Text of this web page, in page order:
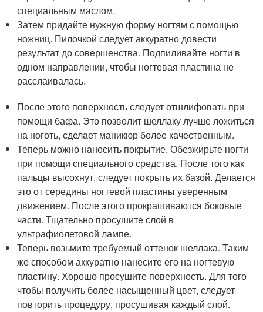
специальным маслом.
Затем придайте нужную форму ногтям с помощью
ножниц. Пилочкой следует аккуратно довести
результат до совершенства. Подпиливайте ногти в
одном направлении, чтобы ногтевая пластина не
расслаивалась.
После этого поверхность следует отшлифовать при
помощи бафа. Это позволит шеллаку лучше ложиться
на ноготь, сделает маникюр более качественным.
Теперь можно наносить покрытие. Обезжирьте ногти
при помощи специального средства. После того как
пальцы высохнут, следует покрыть их базой. Делается
это от середины ногтевой пластины уверенным
движением. После этого прокрашиваются боковые
части. Тщательно просушите слой в
ультрафиолетовой лампе.
Теперь возьмите требуемый оттенок шеллака. Таким
же способом аккуратно нанесите его на ногтевую
пластину. Хорошо просушите поверхность. Для того
чтобы получить более насыщенный цвет, следует
повторить процедуру, просушивая каждый слой.